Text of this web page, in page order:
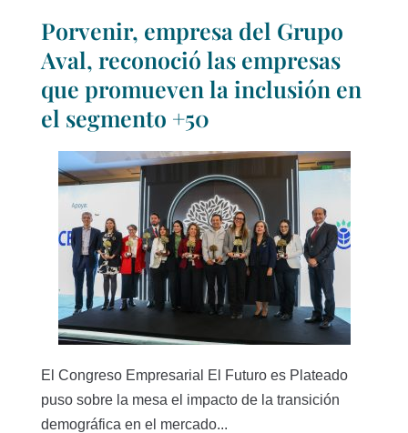
Porvenir, empresa del Grupo
Aval, reconoció las empresas
que promueven la inclusión en
el segmento +50
El Congreso Empresarial El Futuro es Plateado
puso sobre la mesa el impacto de la transición
demográfica en el mercado...